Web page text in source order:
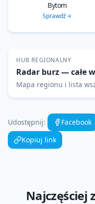
Bytom
Sprawdź
HUB REGIONALNY
Radar burz— całe
Mapa regionu i lista
Udostępnij: Facebook
Kopiuj link
Najczęściej